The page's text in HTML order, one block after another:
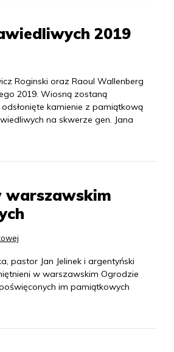
2019
Roginski oraz Raoul Wallenberg
2019. Wiosną zostaną
kamienie z pamiątkową
na skwerze gen. Jana
warszawskim
pastor Jan Jelinek i argentyński
w warszawskim Ogrodzie
im pamiątkowych